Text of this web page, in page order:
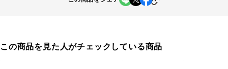
この商品を見た人がチェックしている商品